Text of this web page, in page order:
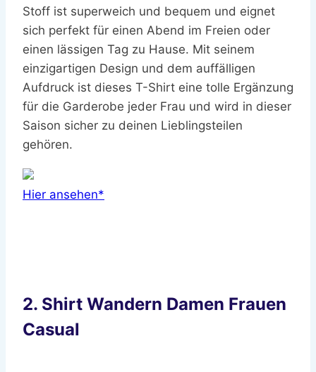
Stoff ist superweich und bequem und eignet
sich perfekt für einen Abend im Freien oder
einen lässigen Tag zu Hause. Mit seinem
einzigartigen Design und dem auffälligen
Aufdruck ist dieses T-Shirt eine tolle Ergänzung
für die Garderobe jeder Frau und wird in dieser
Saison sicher zu deinen Lieblingsteilen
gehören.
Hier ansehen*
2. Shirt Wandern Damen Frauen
Casual